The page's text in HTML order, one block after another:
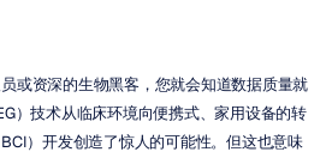
或资深的生物黑客，您就会知道数据质量就
）技术从临床环境向便携式、家用设备的转
BCI）开发创造了惊人的可能性。但这也意味